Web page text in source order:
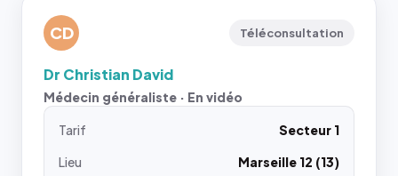
CD Téléconsultation
Dr Christian David
Médecin généraliste · En vidéo
Tarif
Secteur 1
Lieu
Marseille 12 (13)